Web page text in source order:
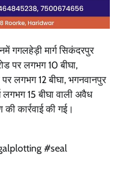
गगलहेड़ी मार्ग सिकंदरपुर
पर लगभग 10 बीघा,
लगभग 12 बीघा, भगनवानपुर
15 बीघा वाली अवैध
कार्रवाई की गई।
#seal